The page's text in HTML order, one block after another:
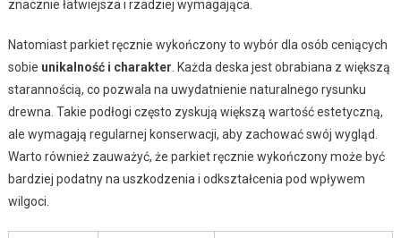
znacznie łatwiejsza i rzadziej wymagająca.
Natomiast parkiet ręcznie wykończony to wybór dla osób ceniących
sobie unikalność i charakter . Każda deska jest obrabiana z większą
starannością, co pozwala na uwydatnienie naturalnego rysunku
drewna. Takie podłogi często zyskują większą wartość estetyczną,
ale wymagają regularnej konserwacji, aby zachować swój wygląd.
Warto również zauważyć, że parkiet ręcznie wykończony może być
bardziej podatny na uszkodzenia i odkształcenia pod wpływem
wilgoci.